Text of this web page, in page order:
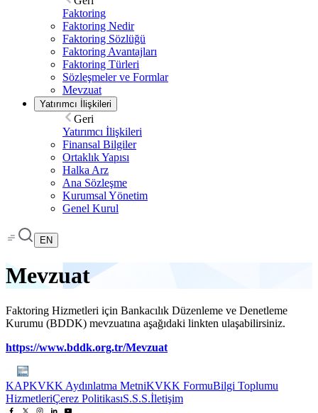
Faktoring
Faktoring Nedir
Faktoring Sözlüğü
Faktoring Avantajları
Faktoring Türleri
Sözleşmeler ve Formlar
Mevzuat
Yatırımcı İlişkileri
Geri
Yatırımcı İlişkileri
Finansal Bilgiler
Ortaklık Yapısı
Halka Arz
Ana Sözleşme
Kurumsal Yönetim
Genel Kurul
EN
Mevzuat
Faktoring Hizmetleri için Bankacılık Düzenleme ve Denetleme
Kurumu (BDDK) mevzuatına aşağıdaki linkten ulaşabilirsiniz.
https://www.bddk.org.tr/Mevzuat
KAPKVKK Aydınlatma MetniKVKK FormuBilgi Toplumu
HizmetleriÇerez PolitikasıS.S.S.İletişim